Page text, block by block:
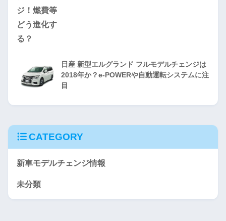
日産 新型エルグランド フルモデルチェンジは
2018年か？e-POWERや自動運転システムに注
目
CATEGORY
新車モデルチェンジ情報
未分類